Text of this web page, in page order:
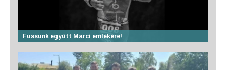
Fussunk együtt Marci emlékére!